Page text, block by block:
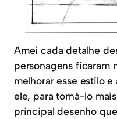
Amei cada detalhe
personagens ficaram
melhorar esse estilo
ele, para torná-lo
principal desenho